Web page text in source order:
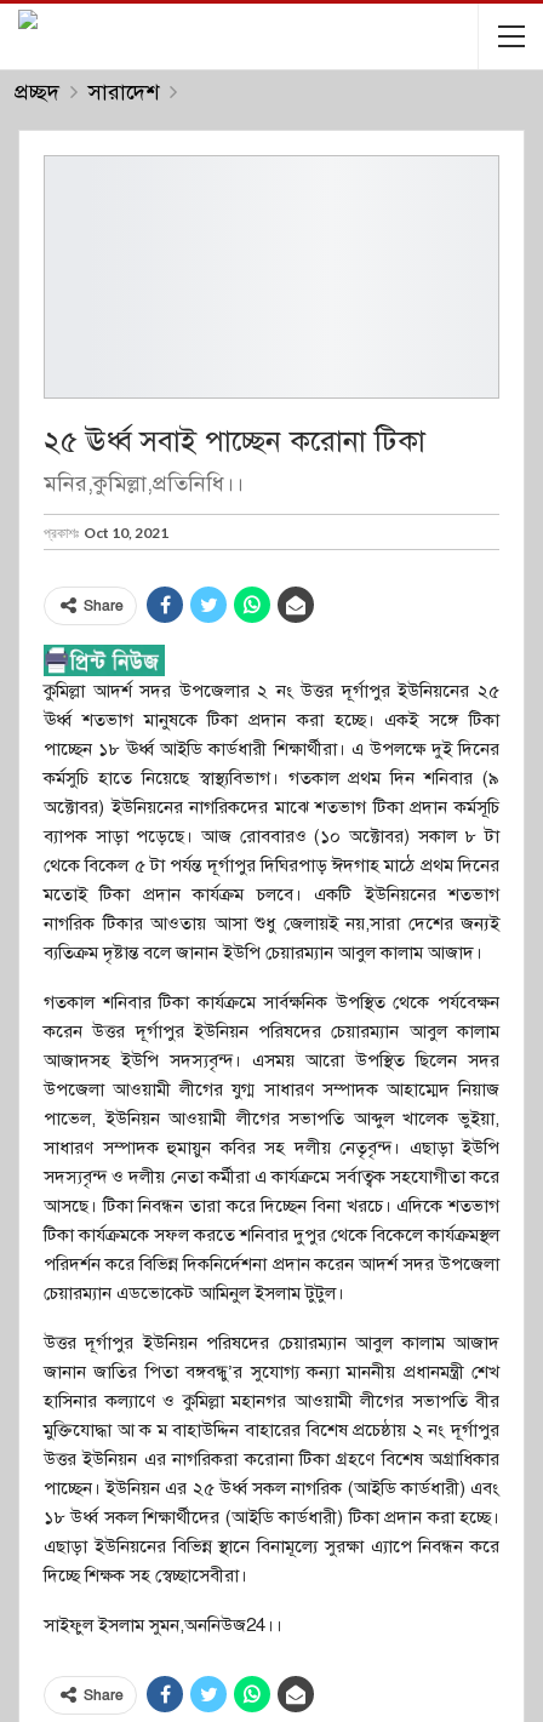
প্রচ্ছদ সারাদেশ
২৫ ঊর্ধ্ব সবাই পাচ্ছেন করোনা টিকা
মনির,কুমিল্লা,প্রতিনিধি।।
প্রকাশঃ Oct 10, 2021
Share
কুমিল্লা আদর্শ সদর উপজেলার ২ নং উত্তর দূর্গাপুর ইউনিয়নের ২৫
ঊর্ধ্ব শতভাগ মানুষকে টিকা প্রদান করা হচ্ছে। একই সঙ্গে টিকা
পাচ্ছেন ১৮ ঊর্ধ্ব আইডি কার্ডধারী শিক্ষার্থীরা। এ উপলক্ষে দুই দিনের
কর্মসুচি হাতে নিয়েছে স্বাস্থ্যবিভাগ। গতকাল প্রথম দিন শনিবার (৯
অক্টোবর) ইউনিয়নের নাগরিকদের মাঝে শতভাগ টিকা প্রদান কর্মসূচি
ব্যাপক সাড়া পড়েছে। আজ রোববারও (১০ অক্টোবর) সকাল ৮ টা
থেকে বিকেল ৫ টা পর্যন্ত দূর্গাপুর দিঘিরপাড় ঈদগাহ মাঠে প্রথম দিনের
মতোই টিকা প্রদান কার্যক্রম চলবে। একটি ইউনিয়নের শতভাগ
নাগরিক টিকার আওতায় আসা শুধু জেলায়ই নয়,সারা দেশের জন্যই
ব্যতিক্রম দৃষ্টান্ত বলে জানান ইউপি চেয়ারম্যান আবুল কালাম আজাদ।
গতকাল শনিবার টিকা কার্যক্রমে সার্বক্ষনিক উপস্থিত থেকে পর্যবেক্ষন
করেন উত্তর দূর্গাপুর ইউনিয়ন পরিষদের চেয়ারম্যান আবুল কালাম
আজাদসহ ইউপি সদস্যবৃন্দ। এসময় আরো উপস্থিত ছিলেন সদর
উপজেলা আওয়ামী লীগের যুগ্ম সাধারণ সম্পাদক আহাম্মেদ নিয়াজ
পাভেল, ইউনিয়ন আওয়ামী লীগের সভাপতি আব্দুল খালেক ভুইয়া,
সাধারণ সম্পাদক হুমায়ুন কবির সহ দলীয় নেতৃবৃন্দ। এছাড়া ইউপি
সদস্যবৃন্দ ও দলীয় নেতা কর্মীরা এ কার্যক্রমে সর্বাত্বক সহযোগীতা করে
আসছে। টিকা নিবন্ধন তারা করে দিচ্ছেন বিনা খরচে। এদিকে শতভাগ
টিকা কার্যক্রমকে সফল করতে শনিবার দুপুর থেকে বিকেলে কার্যক্রমস্থল
পরিদর্শন করে বিভিন্ন দিকনির্দেশনা প্রদান করেন আদর্শ সদর উপজেলা
চেয়ারম্যান এডভোকেট আমিনুল ইসলাম টুটুল।
উত্তর দূর্গাপুর ইউনিয়ন পরিষদের চেয়ারম্যান আবুল কালাম আজাদ
জানান জাতির পিতা বঙ্গবন্ধু’র সুযোগ্য কন্যা মাননীয় প্রধানমন্ত্রী শেখ
হাসিনার কল্যাণে ও কুমিল্লা মহানগর আওয়ামী লীগের সভাপতি বীর
মুক্তিযোদ্ধা আ ক ম বাহাউদ্দিন বাহারের বিশেষ প্রচেষ্ঠায় ২ নং দূর্গাপুর
উত্তর ইউনিয়ন এর নাগরিকরা করোনা টিকা গ্রহণে বিশেষ অগ্রাধিকার
পাচ্ছেন। ইউনিয়ন এর ২৫ উর্ধ্ব সকল নাগরিক (আইডি কার্ডধারী) এবং
১৮ উর্ধ্ব সকল শিক্ষার্থীদের (আইডি কার্ডধারী) টিকা প্রদান করা হচ্ছে।
এছাড়া ইউনিয়নের বিভিন্ন স্থানে বিনামূল্যে সুরক্ষা এ্যাপে নিবন্ধন করে
দিচ্ছে শিক্ষক সহ স্বেচ্ছাসেবীরা।
সাইফুল ইসলাম সুমন,অননিউজ24।।
Share